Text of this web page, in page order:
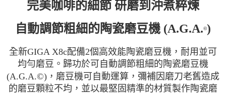
完美咖啡的細節 研磨到沖煮粹煉
自動調節粗細的陶瓷磨豆機 (A.G.A.©)
全新GIGA X8c配備2個高效能陶瓷磨豆機，耐用並可
均勻磨豆。歸功於可自動調節粗細的陶瓷磨豆機
(A.G.A.©)，磨豆機可自動運算，彌補因磨刀老舊造成
的磨豆顆粒不均，並以最堅固精準的材質製作陶瓷磨